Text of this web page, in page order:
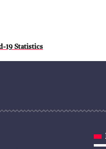
19 Statistics